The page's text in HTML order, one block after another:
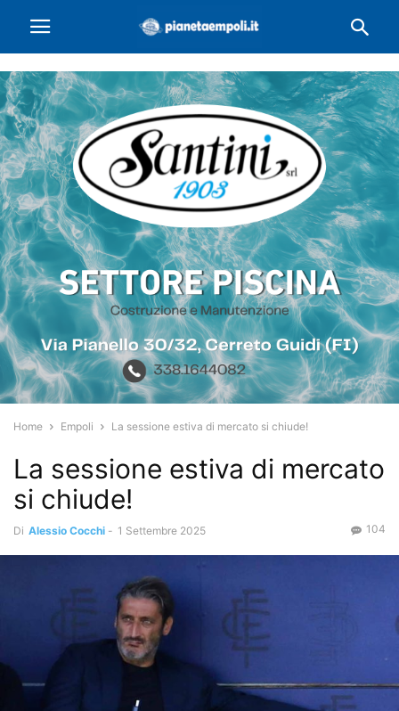
Home Empoli La sessione estiva di mercato si chiude!
La sessione estiva di mercato
si chiude!
Di Alessio Cocchi - 1 Settembre 2025 104